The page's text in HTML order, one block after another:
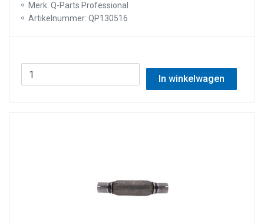
Merk: Q-Parts Professional
Artikelnummer: QP130516
In winkelwagen